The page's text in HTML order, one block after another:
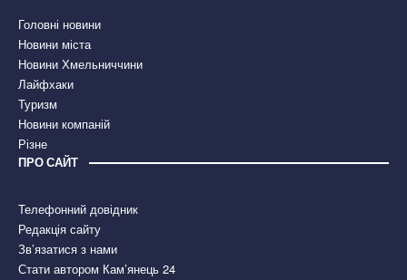
Головні новини
Новини міста
Новини Хмельниччини
Лайфхаки
Туризм
Новини компаній
Різне
ПРО САЙТ
Телефонний довідник
Редакція сайту
Зв’язатися з нами
Стати автором Кам’янець 24